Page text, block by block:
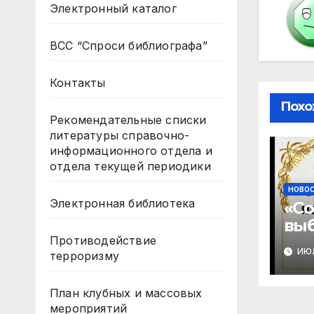
Электронный каталог
ВСС “Спроси библиографа”
Контакты
Рекомендательные списки
литературы справочно-
информационного отдела и
отдела текущей периодики
Электронная библиотека
Противодействие
терроризму
План клубных и массовых
мероприятий